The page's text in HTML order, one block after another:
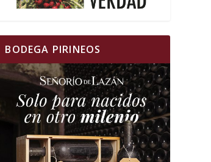
BODEGA PIRINEOS